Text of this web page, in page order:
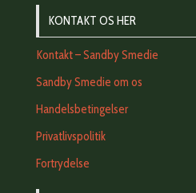
KONTAKT OS HER
Kontakt – Sandby Smedie
Sandby Smedie om os
Handelsbetingelser
Privatlivspolitik
Fortrydelse